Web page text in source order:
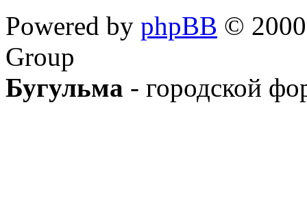
Powered by phpBB ©
Group
Бугульма - городской